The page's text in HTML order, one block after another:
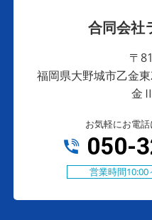
合同会社
〒
福岡県大野城市乙金
金
お気軽にお電
050-
営業時間10:00